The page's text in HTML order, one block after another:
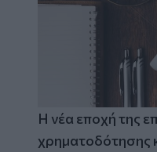
Η νέα εποχή της
χρηματοδότησης